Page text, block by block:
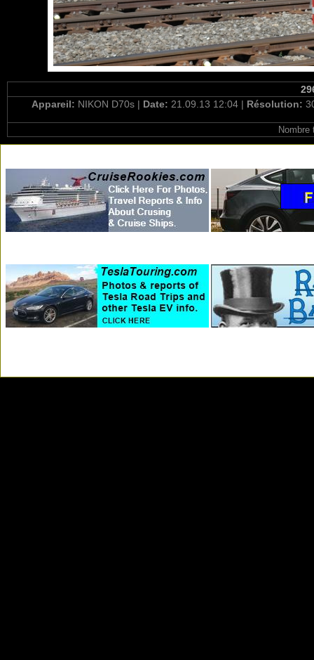
Appareil: NIKON D70s | Date: 21.09.13 12:04 | Résolution: